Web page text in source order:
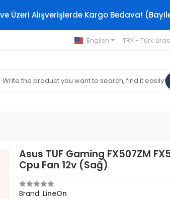
Üzeri Alışverişlerde Kargo Bedava!
English TRY - Türk
Asus TUF Gaming FX507ZM
Cpu Fan 12v (Sağ)
Brand: LineOn